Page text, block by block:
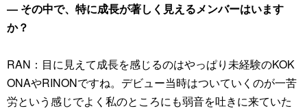
― その中で、特に成長が著しく見えるメンバーはいます
か？
RAN：目に見えて成長を感じるのはやっぱり未経験のKOK
ONAやRINONですね。デビュー当時はついていくのが一苦
労という感じでよく私のところにも弱音を吐きに来ていた